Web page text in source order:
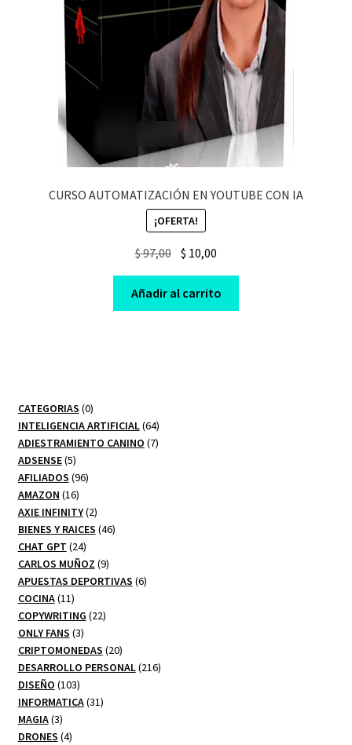
CURSO AUTOMATIZACIÓN EN YOUTUBE CON IA
¡OFERTA!
$97,00 Original
was:
$ 97,00.
$ 10,00
is:
$ 10,00.
Añadir al carrito
CATEGORIAS 00
productos
INTELIGENCIA ARTIFICIAL 6464
productos
ADIESTRAMIENTO CANINO 77
ADSENSE 55
productos
AFILIADOS 9696
AMAZON 1616
productos
AXIE INFINITY 22
productos
BIENES Y RAICES 4646
CHAT GPT 2424
productos
CARLOS MUÑOZ 99
productos
APUESTAS DEPORTIVAS 66
COCINA 1111
productos
COPYWRITING 2222
ONLY FANS 33
productos
CRIPTOMONEDAS 2020
productos
DESARROLLO PERSONAL 216216
DISEÑO 103103
productos
INFORMATICA 3131
MAGIA 33
productos
DRONES 44